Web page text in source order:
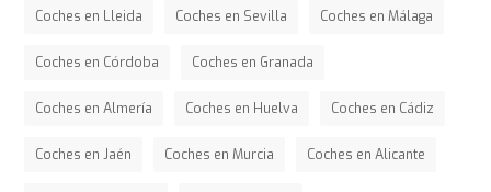
Coches en Lleida Coches en Sevilla Coches en Málaga
Coches en Córdoba Coches en Granada
Coches en Almería Coches en Huelva Coches en Cádiz
Coches en Jaén Coches en Murcia Coches en Alicante